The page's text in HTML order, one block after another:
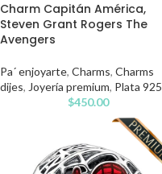
Charm Capitán América,
Steven Grant Rogers The
Avengers
Pa´ enjoyarte, Charms, Charms
dijes, Joyería premium, Plata 925
$450.00